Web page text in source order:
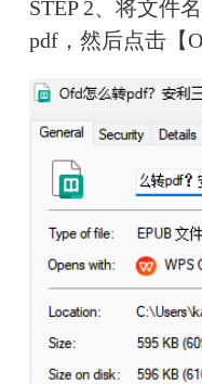
STEP 2、将文件
pdf，然后点击【